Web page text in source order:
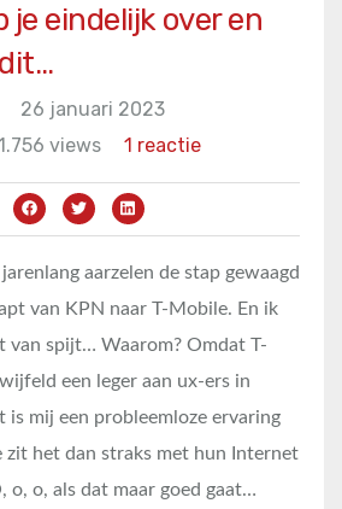
je eindelijk over en
26 januari 2023
views 1 reactie
aarzelen de stap gewaagd
van KPN naar T-Mobile. En ik
van spijt… Waarom? Omdat T-
een leger aan ux-ers in
is mij een probleemloze ervaring
zit het dan straks met hun Internet
o, o, als dat maar goed gaat…